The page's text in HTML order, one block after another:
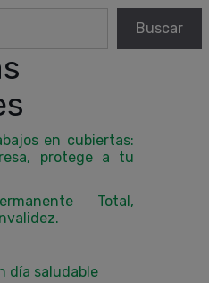
Buscar
en cubiertas:
protege a tu
Total,
día saludable